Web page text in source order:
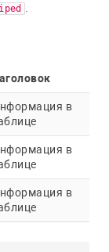
.
в
в
в